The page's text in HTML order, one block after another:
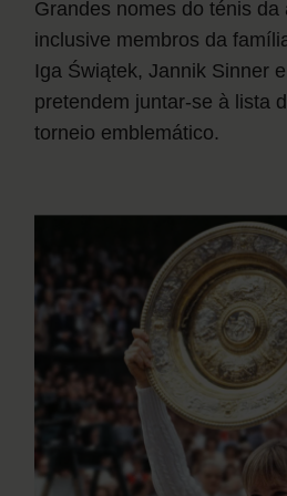
Grandes nomes do ténis da
inclusive membros da
Iga Świątek, Jannik Sinner
pretendem juntar-se à lista
torneio emblemático.